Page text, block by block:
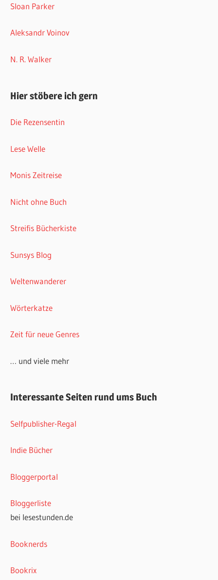
Sloan Parker
Aleksandr Voinov
N. R. Walker
Hier stöbere ich gern
Die Rezensentin
Lese Welle
Monis Zeitreise
Nicht ohne Buch
Streifis Bücherkiste
Sunsys Blog
Weltenwanderer
Wörterkatze
Zeit für neue Genres
… und viele mehr
Interessante Seiten rund ums Buch
Selfpublisher-Regal
Indie Bücher
Bloggerportal
Bloggerliste
bei lesestunden.de
Booknerds
Bookrix